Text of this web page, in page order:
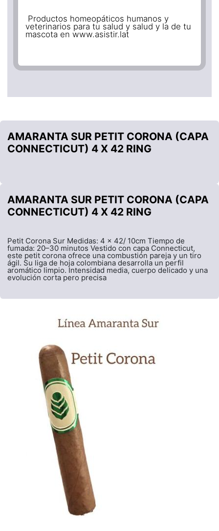
Productos homeopáticos humanos y
veterinarios para tu salud y salud y la de tu
mascota en www.asistir.lat
AMARANTA SUR PETIT CORONA (CAPA
CONNECTICUT) 4 X 42 RING
AMARANTA SUR PETIT CORONA (CAPA
CONNECTICUT) 4 X 42 RING
Petit Corona Sur Medidas: 4 x 42/ 10cm Tiempo de
fumada: 20–30 minutos Vestido con capa Connecticut,
este petit corona ofrece una combustión pareja y un tiro
ágil. Su liga de hoja colombiana desarrolla un perfil
aromático limpio. Intensidad media, cuerpo delicado y una
evolución corta pero precisa